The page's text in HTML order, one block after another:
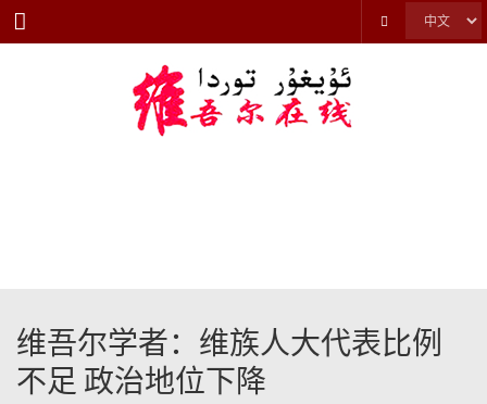
Menu
维吾尔学者：维族人大代表比例
不足 政治地位下降